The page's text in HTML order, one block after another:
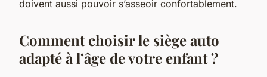
doivent aussi pouvoir s’asseoir confortablement.
Comment choisir le siège auto
adapté à l’âge de votre enfant ?